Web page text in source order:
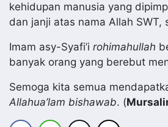
kehidupan manusia yang
dan janji atas nama Allah
Imam asy-Syafi’i rohimahullah
banyak orang yang berebut
Semoga kita semua
Allahua’lam bishawab. (